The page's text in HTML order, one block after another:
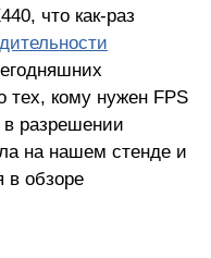
что как-раз
тех, кому нужен FPS
в разрешении
на нашем стенде и
в обзоре